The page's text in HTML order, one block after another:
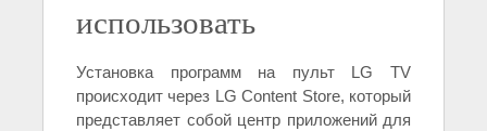
использовать
Установка программ на пульт LG TV
происходит через LG Content Store, который
представляет собой центр приложений для